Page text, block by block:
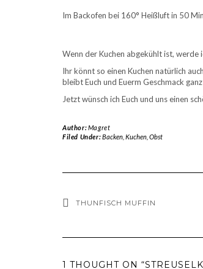
Im Backofen bei 160° Heißluft in 50
Wenn der Kuchen abgekühlt ist, werde
Ihr könnt so einen Kuchen natürlich
bleibt Euch und Euerm Geschmack
Jetzt wünsch ich Euch und uns einen
Author:Magret
Filed Under:Backen, Kuchen, Obst
THUNFISCH MUFFIN
1 THOUGHT ON